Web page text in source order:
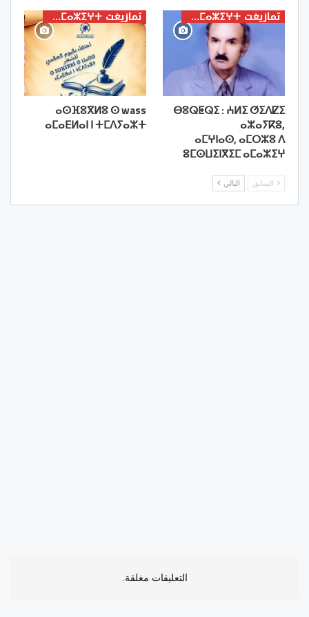
تمازيغت ⵜⴰⵎⴰⵣⵉⵖⵜ
ⴱⵓⵕⵟⵕⵉ : ⵄⵍⵉ ⵚⵉⴷⵇⵉ
ⴰⵣⴰⵢⴽⵓ,
ⴰⵎⵖⵏⴰⵙ, ⴰⵎⵔⵣⵓ ⴷ
ⵓⵎⵙⵡⵉⵏⴳⵉⵎ ⴰⵎⴰⵣⵉⵖ
تمازيغت ⵜⴰⵎⴰⵣⵉⵖⵜ
ⴰⵙⴼⵓⴳⵍⵓ ⵙ wass
ⴰⵎⴰⴹⵍⴰⵏ ⵏ ⵜⵎⴷⵢⴰⵣⵜ
السابق التالي
التعليقات مغلقة.